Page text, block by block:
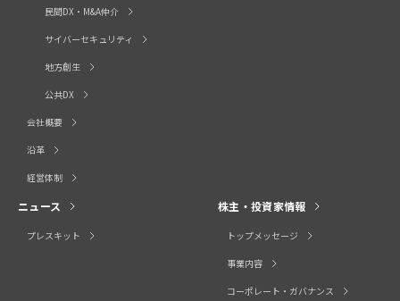
民間DX・M&A仲介
サイバーセキュリティ
地方創生
公共DX
会社概要
沿革
経営体制
ニュース
プレスキット
株主・投資家情報
トップメッセージ
事業内容
コーポレート・ガバナンス